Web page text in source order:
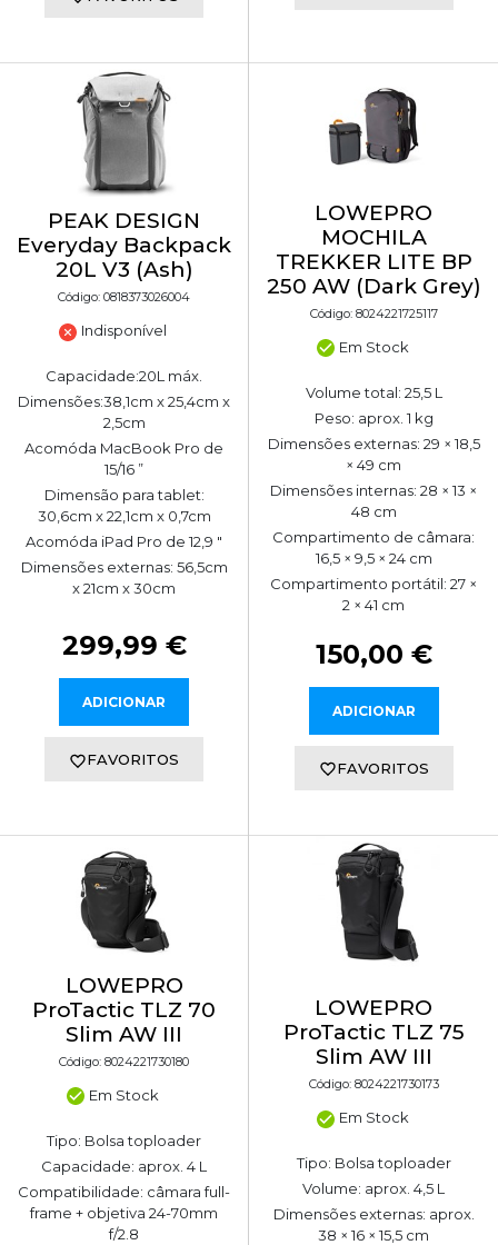
PEAK DESIGN
Everyday Backpack
20L V3 (Ash)
Código: 0818373026004
Indisponível
Capacidade:20L máx.
Dimensões:38,1cm x 25,4cm x
2,5cm
Acomóda MacBook Pro de
15/16 ”
Dimensão para tablet:
30,6cm x 22,1cm x 0,7cm
Acomóda iPad Pro de 12,9 "
Dimensões externas: 56,5cm
x 21cm x 30cm
299,99 €
ADICIONAR
FAVORITOS
LOWEPRO
MOCHILA
TREKKER LITE BP
250 AW (Dark Grey)
Código: 8024221725117
Em Stock
Volume total: 25,5 L
Peso: aprox. 1 kg
Dimensões externas: 29 × 18,5
× 49 cm
Dimensões internas: 28 × 13 ×
48 cm
Compartimento de câmara:
16,5 × 9,5 × 24 cm
Compartimento portátil: 27 ×
2 × 41 cm
150,00 €
ADICIONAR
FAVORITOS
LOWEPRO
ProTactic TLZ 70
Slim AW III
Código: 8024221730180
Em Stock
Tipo: Bolsa toploader
Capacidade: aprox. 4 L
Compatibilidade: câmara full-
frame + objetiva 24-70mm
f/2.8
LOWEPRO
ProTactic TLZ 75
Slim AW III
Código: 8024221730173
Em Stock
Tipo: Bolsa toploader
Volume: aprox. 4,5 L
Dimensões externas: aprox.
38 × 16 × 15,5 cm